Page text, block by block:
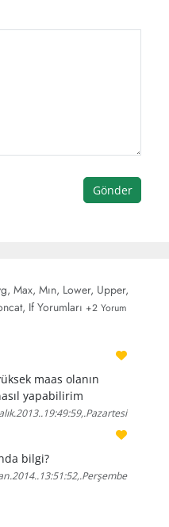
Gönder
Max, Mın, Lower, Upper,
If Yorumları +2 Yorum
maas olanın
yapabilirim
bilgi?